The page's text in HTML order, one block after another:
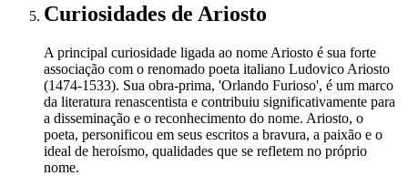
Curiosidades de Ariosto
A principal curiosidade ligada ao nome Ariosto é sua forte
associação com o renomado poeta italiano Ludovico Ariosto
(1474-1533). Sua obra-prima, 'Orlando Furioso', é um marco
da literatura renascentista e contribuiu significativamente para
a disseminação e o reconhecimento do nome. Ariosto, o
poeta, personificou em seus escritos a bravura, a paixão e o
ideal de heroísmo, qualidades que se refletem no próprio
nome.